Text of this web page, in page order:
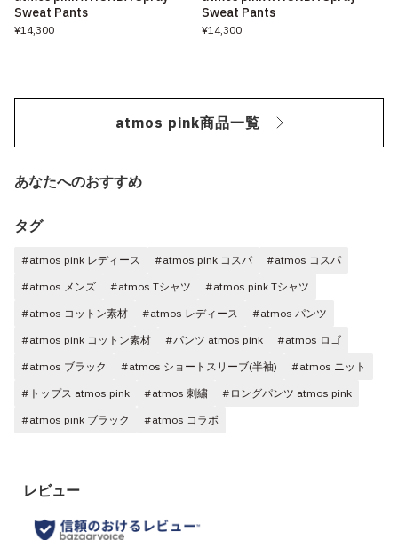
Sweat Pants
¥14,300
Sweat Pants
¥14,300
atmos pink商品一覧
あなたへのおすすめ
タグ
#atmos pink レディース #atmos pink コスパ
#atmos コスパ
#atmos メンズ
#atmos Tシャツ
#atmos pink Tシャツ
#atmos コットン素材
#atmos レディース
#atmos パンツ
#atmos pink コットン素材
#パンツ atmos pink
#atmos ロゴ
#atmos ブラック
#atmos ショートスリーブ(半袖)
#atmos ニット
#トップス atmos pink
#atmos 刺繍
#ロングパンツ atmos pink
#atmos pink ブラック
#atmos コラボ